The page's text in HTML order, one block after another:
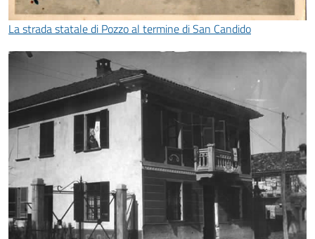
La strada statale di Pozzo al termine di San Candido